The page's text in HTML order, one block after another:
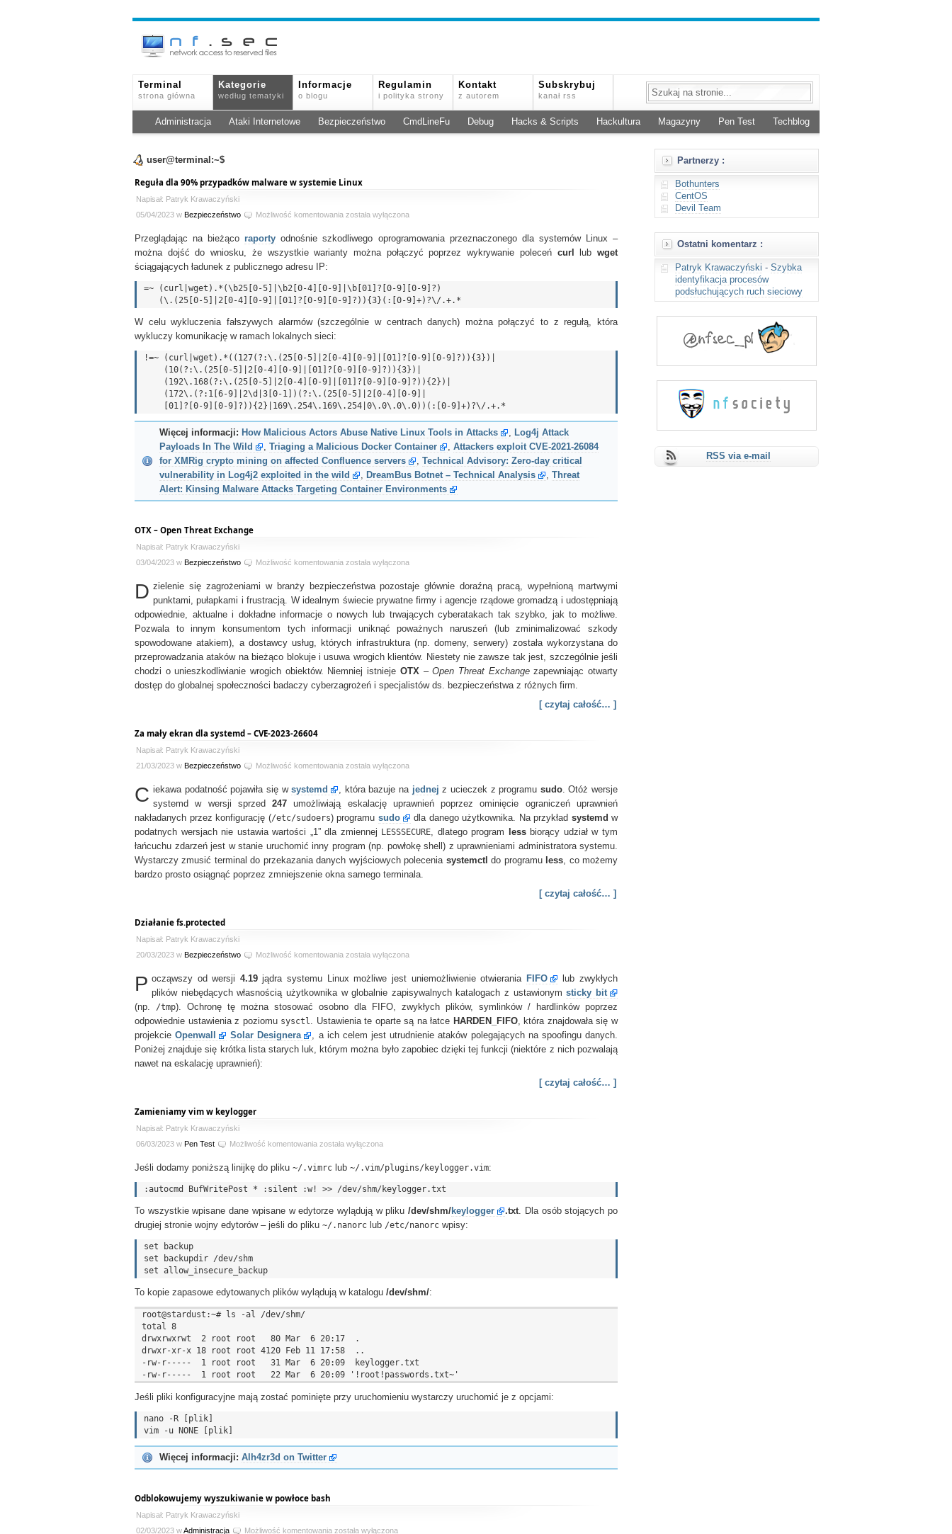
Terminal
strona główna
Kategorie
według tematyki
Informacje
o blogu
Regulamin
i polityka strony
Kontakt
z autorem
Subskrybuj
kanał rss
Administracja Ataki Internetowe Bezpieczeństwo CmdLineFu Debug Hacks & Scripts Hackultura Magazyny Pen Test Techblog
user@terminal:~$
Reguła dla 90% przypadków malware w systemie Linux
Napisał: Patryk Krawaczyński
05/04/2023 w Bezpieczeństwo Możliwość komentowania Reguła
90%
przypadków
systemie
Linux
została wyłączona
Przeglądając na bieżąco raporty odnośnie szkodliwego oprogramowania przeznaczonego dla systemów Linux –
można dojść do wniosku, że wszystkie warianty można połączyć poprzez wykrywanie poleceń curl lubwget
ściągających ładunek z publicznego adresu IP:
=~ (curl|wget).*(\b25[0-5]|\b2[0-4][0-9]|\b[01]?[0-9][0-9]?)
W celu wykluczenia fałszywych alarmów (szczególnie w centrach danych) można połączyć to z regułą, która
wykluczy komunikację w ramach lokalnych sieci:
!=~ (curl|wget).*((127(?:\.(25[0-5]|2[0-4][0-9]|[01]?[0-9][0-9]?)){3})|
Więcej informacji: How Malicious Actors Abuse Native Linux Tools in Attacks , Log4j Attack
Payloads In The Wild
, Triaging a Malicious Docker Container , Attackers exploit CVE-2021-26084
for XMRig crypto mining on affected Confluence servers
, Technical Advisory: Zero-day critical
vulnerability in Log4j2 exploited in the wild
, DreamBus Botnet – Technical Analysis , Threat
Alert: Kinsing Malware Attacks Targeting Container Environments
OTX – Open Threat Exchange
Napisał: Patryk Krawaczyński
03/04/2023 w Bezpieczeństwo Możliwość komentowania OTX
Open
Threat
Exchange
została wyłączona
D zielenie się zagrożeniami w branży bezpieczeństwa pozostaje głównie doraźną pracą, wypełnioną martwymi
punktami, pułapkami i frustracją. W idealnym świecie prywatne firmy i agencje rządowe gromadzą i udostępniają
odpowiednie, aktualne i dokładne informacje o nowych lub trwających cyberatakach tak szybko, jak to możliwe.
Pozwala to innym konsumentom tych informacji uniknąć poważnych naruszeń (lub zminimalizować szkody
spowodowane atakiem), a dostawcy usług, których infrastruktura (np. domeny, serwery) została wykorzystana do
przeprowadzania ataków na bieżąco blokuje i usuwa wrogich klientów. Niestety nie zawsze tak jest, szczególnie jeśli
chodzi o unieszkodliwianie wrogich obiektów. Niemniej istnieje OTX–Open Threat Exchangezapewniając otwarty
dostęp do globalnej społeczności badaczy cyberzagrożeń i specjalistów ds. bezpieczeństwa z różnych firm.
[ czytaj całość… ]
Za mały ekran dla systemd – CVE-2023-26604
Napisał: Patryk Krawaczyński
21/03/2023 w Bezpieczeństwo Możliwość komentowania Za
ekran
dla
CVE-
2023-
26604
została wyłączona
C iekawa podatność pojawiła się wsystemd , która bazuje na jednej z ucieczek z programu sudo. Otóż wersje
systemd w wersji sprzed247 umożliwiają eskalację uprawnień poprzez ominięcie ograniczeń uprawnień
nakładanych przez konfigurację (/etc/sudoers) programu sudo dla danego użytkownika. Na przykład systemd w
podatnych wersjach nie ustawia wartości „1” dla zmiennej LESSSECURE, dlatego program lessbiorący udział w tym
łańcuchu zdarzeń jest w stanie uruchomić inny program (np. powłokę shell) z uprawnieniami administratora systemu.
Wystarczy zmusić terminal do przekazania danych wyjściowych polecenia systemctl do programu less, co możemy
bardzo prosto osiągnąć poprzez zmniejszenie okna samego terminala.
[ czytaj całość… ]
Działanie fs.protected
Napisał: Patryk Krawaczyński
20/03/2023 w Bezpieczeństwo Możliwość komentowania Działanie
została wyłączona
P ocząwszy od wersji 4.19jądra systemu Linux możliwe jest uniemożliwienie otwierania FIFO
lub zwykłych
plików niebędących własnością użytkownika w globalnie zapisywalnych katalogach z ustawionymsticky bit
(np. /tmp). Ochronę tę można stosować osobno dla FIFO, zwykłych plików, symlinków / hardlinków poprzez
odpowiednie ustawienia z poziomu sysctl. Ustawienia te oparte są na łatce HARDEN_FIFO, która znajdowała się w
projekcieOpenwall Solar Designera
, a ich celem jest utrudnienie ataków polegających na spoofingu danych.
Poniżej znajduje się krótka lista starych luk, którym można było zapobiec dzięki tej funkcji (niektóre z nich pozwalają
nawet na eskalację uprawnień):
[ czytaj całość… ]
Zamieniamy vim w keylogger
Napisał: Patryk Krawaczyński
06/03/2023 w Pen Test Możliwość komentowania Zamieniamy
w
została wyłączona
Jeśli dodamy poniższą linijkę do pliku ~/.vimrc lub ~/.vim/plugins/keylogger.vim:
To wszystkie wpisane dane wpisane w edytorze wylądują w pliku/dev/shm/keylogger .txt. Dla osób stojących po
drugiej stronie wojny edytorów – jeśli do pliku ~/.nanorc lub /etc/nanorc wpisy:
set backup
set backupdir /dev/shm
To kopie zapasowe edytowanych plików wylądują w katalogu /dev/shm/:
root@stardust:~# ls -al /dev/shm/
total 8
drwxrwxrwt  2 root root   80 Mar  6 20:17  .
drwxr-xr-x 18 root root 4120 Feb 11 17:58  ..
-rw-r-----  1 root root   31 Mar  6 20:09  keylogger.txt
Jeśli pliki konfiguracyjne mają zostać pominięte przy uruchomieniu wystarczy uruchomić je z opcjami:
nano -R [plik]
Więcej informacji: Alh4zr3d on Twitter
Odblokowujemy wyszukiwanie w powłoce bash
Napisał: Patryk Krawaczyński
02/03/2023 wAdministracja Możliwość komentowania Odblokowujemy
została wyłączona
Partnerzy :
Bothunters
CentOS
Devil Team
Ostatni komentarz :
Patryk Krawaczyński - Szybka
identyfikacja procesów
podsłuchujących ruch sieciowy
RSS via e-mail